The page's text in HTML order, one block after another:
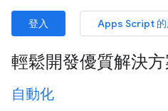
登入 Apps Script 的
輕鬆開發優質解決
自動化